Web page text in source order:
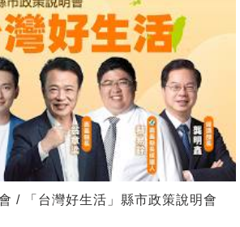
/ 「台灣好生活」縣市政策說明會